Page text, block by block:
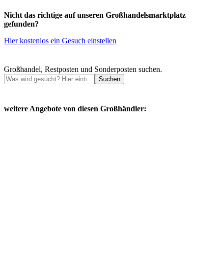
Nicht das richtige auf unseren Großhandelsmarktplatz
gefunden?
Hier kostenlos ein Gesuch einstellen
Großhandel, Restposten und Sonderposten suchen.
Suchen
weitere Angebote von diesen Großhändler: